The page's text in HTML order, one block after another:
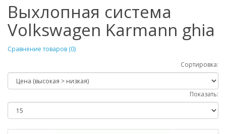
Выхлопная система
Volkswagen Karmann ghia
Сравнение товаров (0)
Сортировка:
Показать: